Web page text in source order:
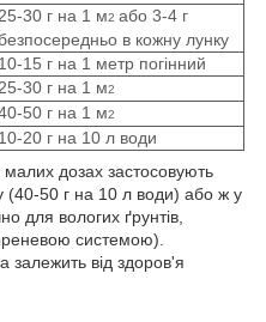
25-30 г на 1 м2 або 3-4 г
в кожну лунку
10-15 г на 1 метр погінний
25-30 г на 1 м2
50 г на 1 м2
10-20 г на 10 л води
малих дозах застосовують
(40-50 г на 10 л води) або ж у
для вологих ґрунтів,
системою).
залежить від здоров'я